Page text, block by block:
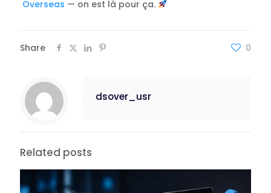
Overseas — on est là pour ça.
Share 0
dsover_usr
Related posts